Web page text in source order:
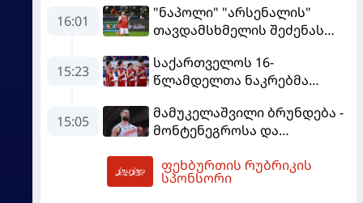
16:01
"ნაპოლი" "არსენალის"
თავდამსხმელის შეძენას
15:23
საქართველოს 16-
წლამდელთა ნაკრებმა
მარცხით გახსნა
15:05
მამუკელაშვილი ბრუნდება -
მონტენეგროსა და
მატჩებისთვის საქართველო
მზადებას 15
ფეხბურთის რუბრიკის
სპონსორი